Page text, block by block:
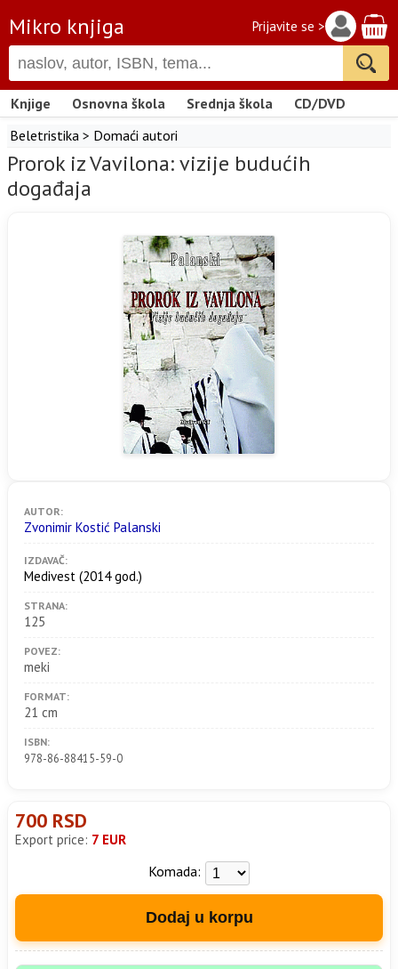
Mikro knjiga Prijavite se >
Knjige Osnovna škola Srednja škola
CD/DVD
Beletristika > Domaći autori
Prorok iz Vavilona: vizije budućih
događaja
AUTOR:
Zvonimir Kostić Palanski
IZDAVAČ:
Medivest (2014 god.)
STRANA:
125
POVEZ:
meki
FORMAT:
21 cm
ISBN:
978-86-88415-59-0
700 RSD
Export price: 7 EUR
Komada:
Dodaj u korpu